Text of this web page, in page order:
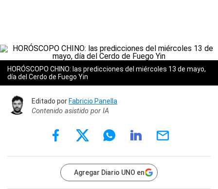
HORÓSCOPO CHINO: las predicciones del miércoles 13 de mayo,
día del Cerdo de Fuego Yin
Editado porFabricio Panella
Contenido asistido por IA
Agregar Diario UNO en